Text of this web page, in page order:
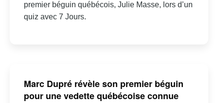
premier béguin québécois, Julie Masse, lors d’un
quiz avec 7 Jours.
Marc Dupré révèle son premier béguin
pour une vedette québécoise connue